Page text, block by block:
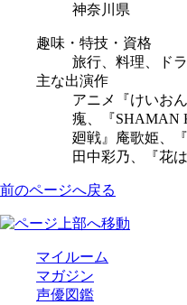
神奈川県
趣味・特技・資格
旅行、料理、ド
主な出演作
アニメ『けいお
瘣、『SHAMAN
廻戦』庵歌姫、
田中彩乃、『花
前のページへ戻る
マイルーム
マガジン
声優図鑑